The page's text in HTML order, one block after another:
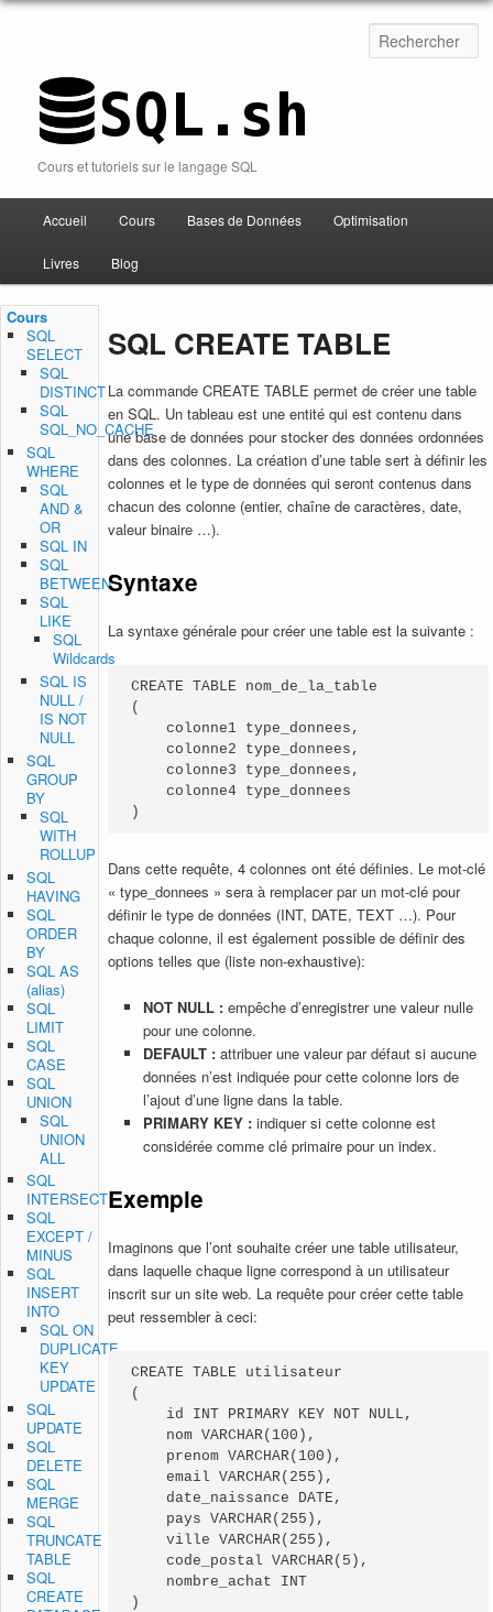
Cours et tutoriels sur le langage SQL
Aller au contenu
Accueil Cours Bases de Données Optimisation
Livres Blog
SQL CREATE TABLE
La commande CREATE TABLE permet de créer une table
en SQL. Un tableau est une entité qui est contenu dans
une base de données pour stocker des données ordonnées
dans des colonnes. La création d’une table sert à définir les
colonnes et le type de données qui seront contenus dans
chacun des colonne (entier, chaîne de caractères, date,
valeur binaire …).
Syntaxe
La syntaxe générale pour créer une table est la suivante :
CREATE TABLE nom_de_la_table
(
colonne1 type_donnees,
colonne2 type_donnees,
colonne3 type_donnees,
colonne4 type_donnees
)
Dans cette requête, 4 colonnes ont été définies. Le mot-clé
« type_donnees » sera à remplacer par un mot-clé pour
définir le type de données (INT, DATE, TEXT …). Pour
chaque colonne, il est également possible de définir des
options telles que (liste non-exhaustive):
NOT NULL : empêche d’enregistrer une valeur nulle
pour une colonne.
DEFAULT : attribuer une valeur par défaut si aucune
données n’est indiquée pour cette colonne lors de
l’ajout d’une ligne dans la table.
PRIMARY KEY : indiquer si cette colonne est
considérée comme clé primaire pour un index.
Exemple
Imaginons que l’ont souhaite créer une table utilisateur,
dans laquelle chaque ligne correspond à un utilisateur
inscrit sur un site web. La requête pour créer cette table
peut ressembler à ceci:
CREATE TABLE utilisateur
(
    id INT PRIMARY KEY NOT NULL,
nom VARCHAR(100),
prenom VARCHAR(100),
email VARCHAR(255),
    date_naissance DATE,
    pays VARCHAR(255),
    ville VARCHAR(255),
    code_postal VARCHAR(5),
    nombre_achat INT
)
Cours
SQL
SELECT
SQL
DISTINCT
SQL
SQL_NO_CACHE
SQL
WHERE
SQL
AND &
OR
SQL IN
SQL
BETWEEN
SQL
LIKE
SQL
Wildcards
SQL IS
NULL /
IS NOT
NULL
SQL
GROUP
BY
SQL
WITH
ROLLUP
SQL
HAVING
SQL
ORDER
BY
SQL AS
(alias)
SQL
LIMIT
SQL
CASE
SQL
UNION
SQL
UNION
ALL
SQL
INTERSECT
SQL
EXCEPT /
MINUS
SQL
INSERT
INTO
SQL ON
DUPLICATE
KEY
UPDATE
SQL
UPDATE
SQL
DELETE
SQL
MERGE
SQL
TRUNCATE
TABLE
SQL
CREATE